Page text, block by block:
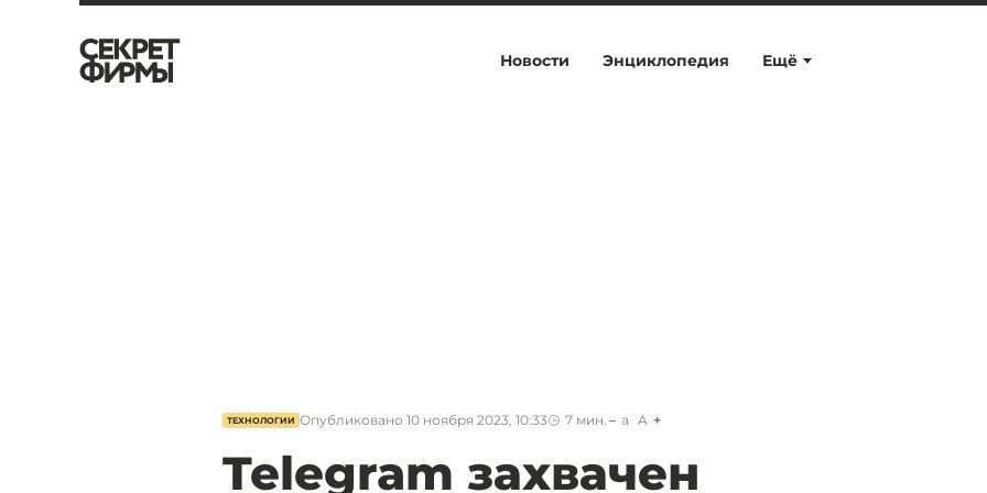
Ещё
Новости Энциклопедия
ТЕХНОЛОГИИ Опубликовано 10 ноября 2023, 10:33 7 мин. a A
Telegram захвачен